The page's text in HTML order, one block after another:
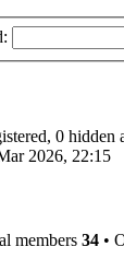
0 hidden
2026, 22:15
members 34 •